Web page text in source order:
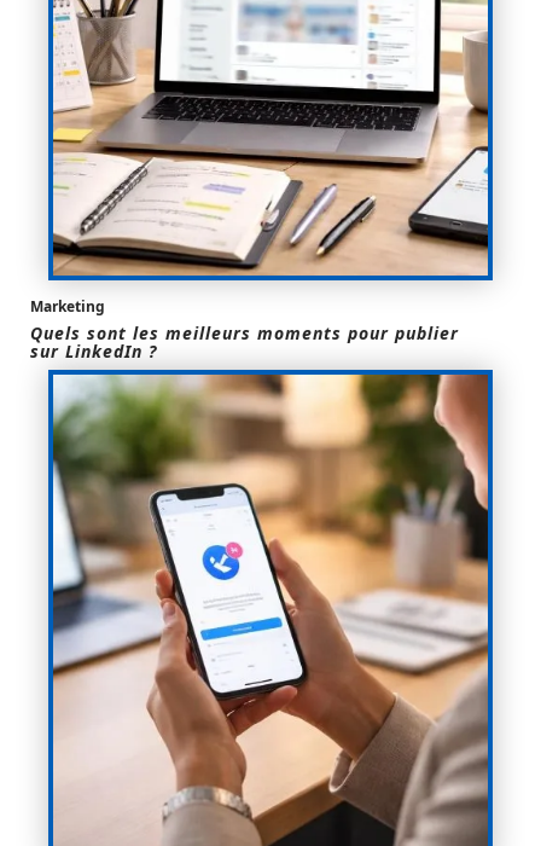
Marketing
Quels sont les meilleurs moments pour publier
sur LinkedIn ?